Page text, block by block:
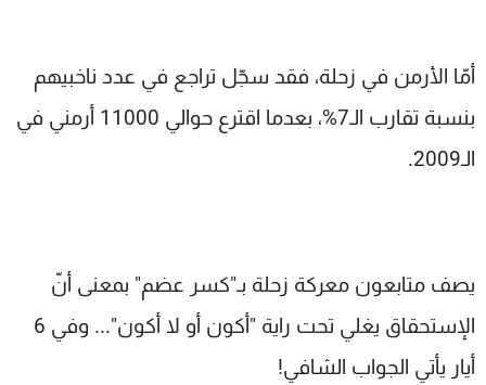
أمّا الأرمن في زحلة، فقد سجّل تراجع في عدد ناخبيهم
بنسبة تقارب الـ7%، بعدما اقترع حوالي 11000 أرمني في
الـ2009.
يصف متابعون معركة زحلة بـ"كسر عضم" بمعنى أنّ
الإستحقاق يغلي تحت راية "أكون أو لا أكون"... وفي 6
أيار يأتي الجواب الشافي!